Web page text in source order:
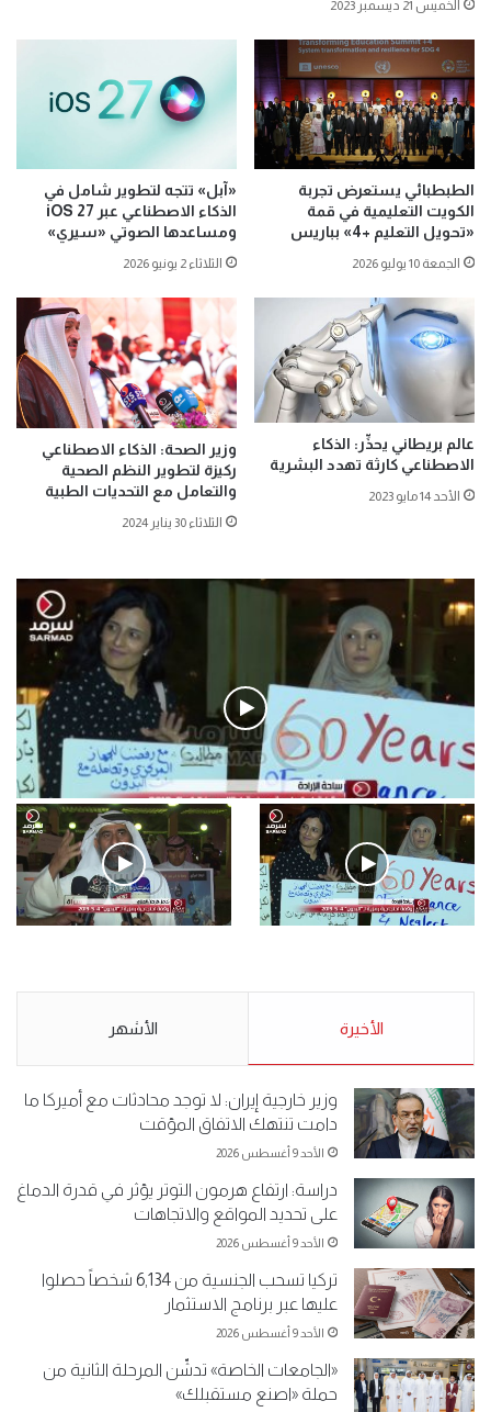
الخميس 21 ديسمبر 2023
الطبطبائي يستعرض تجربة
الكويت التعليمية في قمة
«تحويل التعليم +4» بباريس
الجمعة 10 يوليو 2026
«آبل» تتجه لتطوير شامل في
الذكاء الاصطناعي عبر iOS 27
ومساعدها الصوتي «سيري»
الثلاثاء 2 يونيو 2026
عالم بريطاني يحذِّر: الذكاء
الاصطناعي كارثة تهدد البشرية
الأحد 14 مايو 2023
وزير الصحة: الذكاء الاصطناعي
ركيزة لتطوير النظم الصحية
والتعامل مع التحديات الطبية
الثلاثاء 30 يناير 2024
فيديو
.وقفة احتجاجية رمزية لـ”#البدون” في ساحة الإرادة 4-5-2019.
الأحد 5 مايو 2019
5-2019.
نبيع مخدرات يعني ولا خمر؟!.
الأخيرة الأشهر
وزير خارجية إيران: لا توجد محادثات مع أميركا ما
دامت تنتهك الاتفاق المؤقت
الأحد 9 أغسطس 2026
دراسة: ارتفاع هرمون التوتر يؤثر في قدرة الدماغ
على تحديد المواقع والاتجاهات
الأحد 9 أغسطس 2026
تركيا تسحب الجنسية من 6,134 شخصاً حصلوا
عليها عبر برنامج الاستثمار
الأحد 9 أغسطس 2026
«الجامعات الخاصة» تدشّن المرحلة الثانية من
حملة «اصنع مستقبلك»